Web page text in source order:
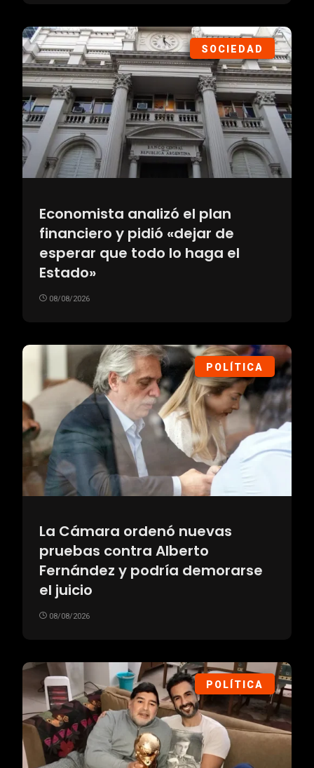
SOCIEDAD
Economista analizó el plan
financiero y pidió «dejar de
esperar que todo lo haga el
Estado»
08/08/2026
POLÍTICA
La Cámara ordenó nuevas
pruebas contra Alberto
Fernández y podría demorarse
el juicio
08/08/2026
POLÍTICA